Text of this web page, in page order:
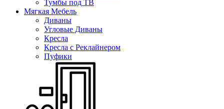
Тумбы под ТВ
Мягкая Мебель
Диваны
Угловые Диваны
Кресла
Кресла с Реклайнером
Пуфики